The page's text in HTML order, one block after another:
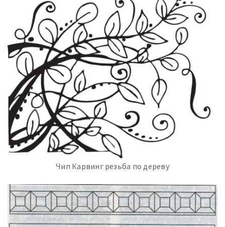
Чип Карвинг резьба по дереву